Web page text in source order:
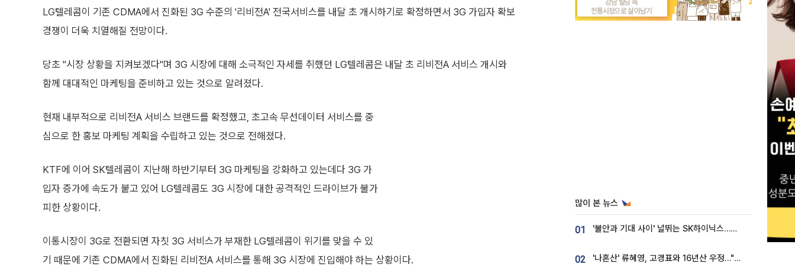
LG텔레콤이 기존 CDMA에서 진화된 3G 수준의 '리비전A' 전국서비스를 내달 초 개시하기로 확정하면서 3G 가입자 확보
경쟁이 더욱 치열해질 전망이다.
당초 "시장 상황을 지켜보겠다"며 3G 시장에 대해 소극적인 자세를 취했던 LG텔레콤은 내달 초 리비전A 서비스 개시와
함께 대대적인 마케팅을 준비하고 있는 것으로 알려졌다.
현재 내부적으로 리비전A 서비스 브랜드를 확정했고, 초고속 무선데이터 서비스를 중
심으로 한 홍보 마케팅 계획을 수립하고 있는 것으로 전해졌다.
KTF에 이어 SK텔레콤이 지난해 하반기부터 3G 마케팅을 강화하고 있는데다 3G 가
입자 증가에 속도가 붙고 있어 LG텔레콤도 3G 시장에 대한 공격적인 드라이브가 불가
피한 상황이다.
이통시장이 3G로 전환되면 자칫 3G 서비스가 부재한 LG텔레콤이 위기를 맞을 수 있
기 때문에 기존 CDMA에서 진화된 리비전A 서비스를 통해 3G 시장에 진입해야 하는 상황이다.
많이 본 뉴스
01 '불안과 기대 사이' 널뛰는 SK하이닉스…증권가 "HBM4·LTA 기반 펀터멘털 견고"
02 '나혼산' 류혜영, 고경표와 16년산 우정…"자취방서 부모님과 마주쳐"